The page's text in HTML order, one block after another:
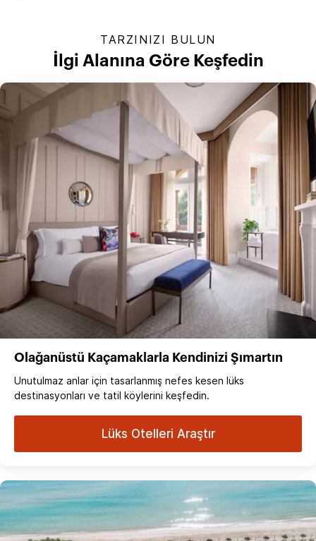
TARZINIZI BULUN
İlgi Alanına Göre Keşfedin
Olağanüstü Kaçamaklarla Kendinizi Şımartın
Unutulmaz anlar için tasarlanmış nefes kesen lüks
destinasyonları ve tatil köylerini keşfedin.
Lüks Otelleri Araştır